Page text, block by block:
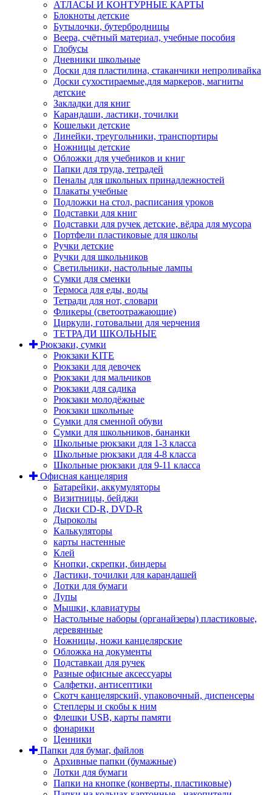
АТЛАСЫ И КОНТУРНЫЕ КАРТЫ
Блокноты детские
Бутылочки, бутербродницы
Веера, счётный материал, учебные пособия
Глобусы
Дневники школьные
Доски для пластилина, стаканчики непроливайка
Доски сухостираемые,для маркеров, магниты
детские
Закладки для книг
Карандаши, ластики, точилки
Кошельки детские
Линейки, треугольники, транспортиры
Ножницы детские
Обложки для учебников и книг
Папки для труда, тетрадей
Пеналы для школьных принадлежностей
Плакаты учебные
Подложки на стол, расписания уроков
Подставки для книг
Подставки для ручек детские, вёдра для мусора
Портфели пластиковые для школы
Ручки детские
Ручки для школьников
Светильники, настольные лампы
Сумки для сменки
Термоса для еды, воды
Тетради для нот, словари
Фликеры (светоотражающие)
Циркули, готовальни для черчения
ТЕТРАДИ ШКОЛЬНЫЕ
Рюкзаки, сумки
Рюкзаки KITE
Рюкзаки для девочек
Рюкзаки для мальчиков
Рюкзаки для садика
Рюкзаки молодёжные
Рюкзаки школьные
Сумки для сменной обуви
Сумки для школьников, бананки
Школьные рюкзаки для 1-3 класса
Школьные рюкзаки для 4-8 класса
Школьные рюкзаки для 9-11 класса
Офисная канцелярия
Батарейки, аккумуляторы
Визитницы, бейджи
Диски CD-R, DVD-R
Дыроколы
Калькуляторы
карты настенные
Клей
Кнопки, скрепки, биндеры
Ластики, точилки для карандашей
Лотки для бумаги
Лупы
Мышки, клавиатуры
Настольные наборы (органайзеры) пластиковые,
деревянные
Ножницы, ножи канцелярские
Обложка на документы
Подставкаи для ручек
Разные офисные аксессуары
Салфетки, антисептики
Скотч канцелярский, упаковочный, диспенсеры
Степлеры и скобы к ним
Флешки USB, карты памяти
фонарики
Ценники
Папки для бумаг, файлов
Архивные папки (бумажные)
Лотки для бумаги
Папки на кнопке (конверты, пластиковые)